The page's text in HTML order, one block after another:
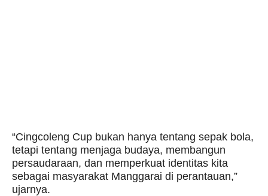
“Cingcoleng Cup bukan hanya tentang sepak bola,
tetapi tentang menjaga budaya, membangun
persaudaraan, dan memperkuat identitas kita
sebagai masyarakat Manggarai di perantauan,”
ujarnya.